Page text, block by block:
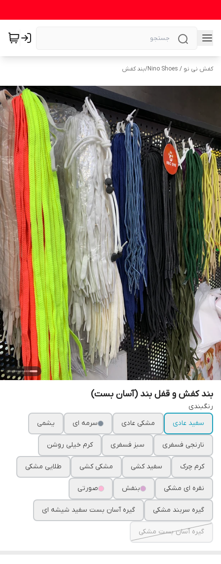
کفش نی نو / Nino Shoes /بند کفش
بند کفش و قفل بند (آسان بست)
رنگبندی
سفید عادی
مشکی عادی سرمه ای یشمی
نارنجی فسفری سبز فسفری کرم خیلی روشن
کرم چرک سفید کشی مشکی کشی طلایی مشکی
نقره ای مشکی بنفش صورتی
گیره سربند مشکی گیره آسان بست سفید شیشه ای
گیره آسان بست مشکی